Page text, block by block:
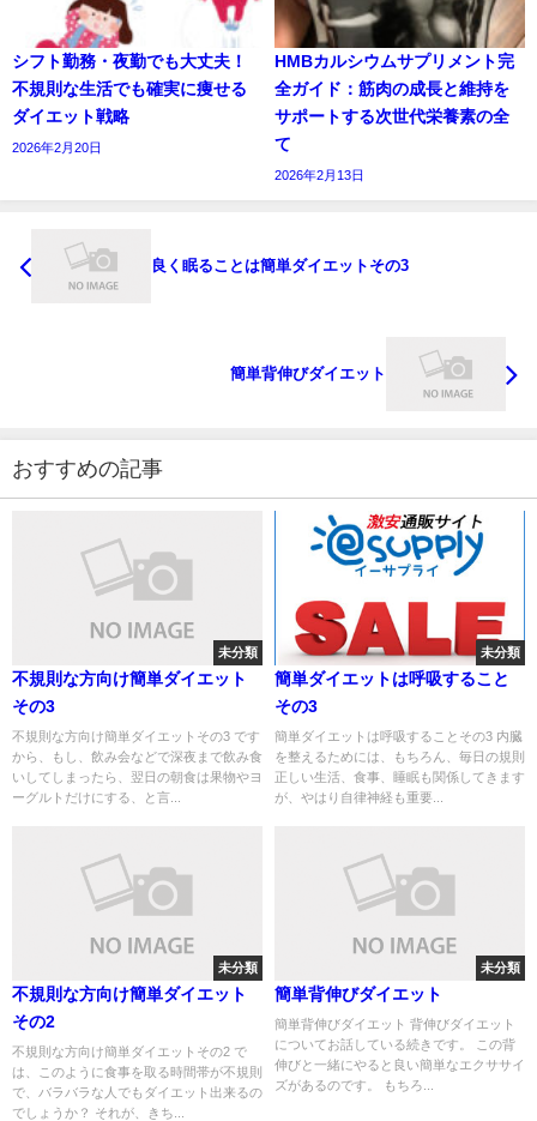
シフト勤務・夜勤でも大丈夫！
不規則な生活でも確実に痩せる
ダイエット戦略
2026年2月20日
HMBカルシウムサプリメント完
全ガイド：筋肉の成長と維持を
サポートする次世代栄養素の全
て
2026年2月13日
良く眠ることは簡単ダイエットその3
簡単背伸びダイエット
おすすめの記事
未分類
不規則な方向け簡単ダイエット
その3
不規則な方向け簡単ダイエットその3 です
から、もし、飲み会などで深夜まで飲み食
いしてしまったら、翌日の朝食は果物やヨ
ーグルトだけにする、と言...
未分類
簡単ダイエットは呼吸すること
その3
簡単ダイエットは呼吸することその3 内臓
を整えるためには、もちろん、毎日の規則
正しい生活、食事、睡眠も関係してきます
が、やはり自律神経も重要...
未分類
不規則な方向け簡単ダイエット
その2
不規則な方向け簡単ダイエットその2 で
は、このように食事を取る時間帯が不規則
で、バラバラな人でもダイエット出来るの
でしょうか？ それが、きち...
未分類
簡単背伸びダイエット
簡単背伸びダイエット 背伸びダイエット
についてお話している続きです。 この背
伸びと一緒にやると良い簡単なエクササイ
ズがあるのです。 もちろ...